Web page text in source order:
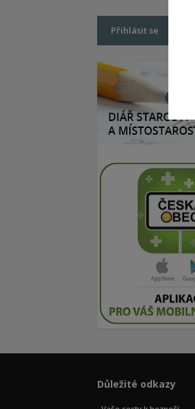
Přihlásit se
Důležité odkazy